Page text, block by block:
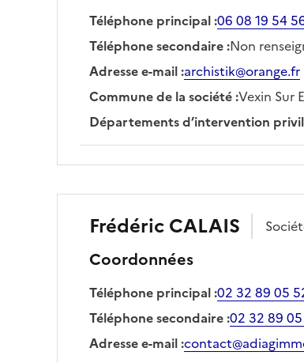
Téléphone principal:06 08 19 54
Téléphone secondaire:Non
Adresse e-mail:archistik@orange.fr
Commune de la société:Vexin Sur
Départements d’intervention
FrédéricCALAIS
Coordonnées
Téléphone principal:02 32 89 05
Téléphone secondaire:02 32 89
Adresse e-mail: